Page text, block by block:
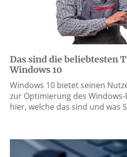
Das sind die beliebtesten
Windows 10
Windows 10 bietet seinen
zur Optimierung des Windows-
hier, welche das sind und was